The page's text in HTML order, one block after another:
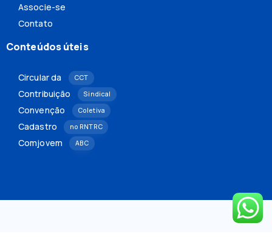
Associe-se
Contato
Conteúdos úteis
Circular da CCT
Contribuição Sindical
Convenção Coletiva
Cadastro no RNTRC
Comjovem ABC